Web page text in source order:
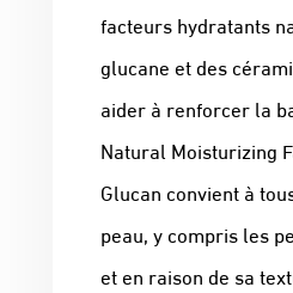
facteurs hydratants
glucane et des
aider à renforcer la
Natural Moisturizing
Glucan convient à
peau, y compris les
et en raison de sa